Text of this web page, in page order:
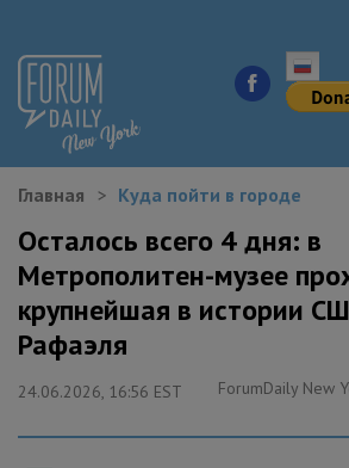
НОВОСТИ ГОРОДА
КУДА ПОЙТИ В ГОРОДЕ
ЗДОРОВЬЕ
РАБОТА И БИЗНЕС
Главная Куда пойти в городе
Осталось всего 4 дня: в
Метрополитен-музее
крупнейшая в истории
Рафаэля
24.06.2026, 16:56 EST ForumDaily New